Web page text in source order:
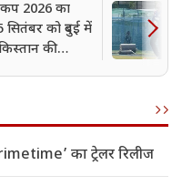
कप 2026 का
को दुबई में
की
का ट्रेलर रिलीज